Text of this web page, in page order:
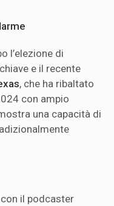
l’elezione di
e il recente
, che ha ribaltato
con ampio
una capacità di
il podcaster